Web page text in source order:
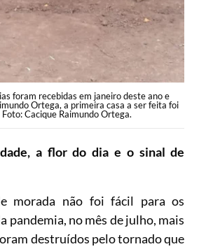
foram recebidas em janeiro deste ano e
Ortega, a primeira casa a ser feita foi
Cacique Raimundo Ortega.
a flor do dia e o sinal de
morada não foi fácil para os
pandemia, no mês de julho, mais
destruídos pelo tornado que